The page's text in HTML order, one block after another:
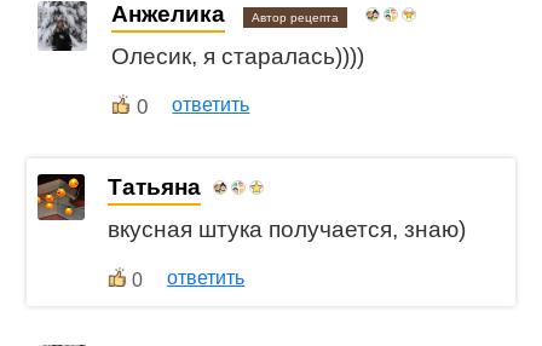
Анжелика Автор рецепта
Олесик, я старалась))))
0 ответить
Татьяна
вкусная штука получается, знаю)
0 ответить